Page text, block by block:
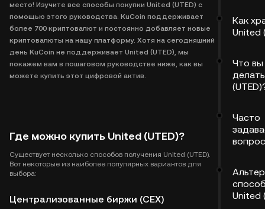
место! Изучите все способы покупки United (UTED) с
помощью этого руководства. KuCoin поддерживает
более 700 криптовалют и постоянно добавляет новые
криптовалюты на нашу платформу. Хотя на сегодняшний
день KuCoin не поддерживает United (UTED), мы
покажем вам в пошаговом руководстве ниже, как вы
можете купить этот цифровой актив.
Где можно купить United (UTED)?
Существует несколько способов получения United (UTED).
Вот некоторые из наиболее популярных вариантов для
выбора:
Централизованные биржи (CEX)
Как
United
Что
Часто
United